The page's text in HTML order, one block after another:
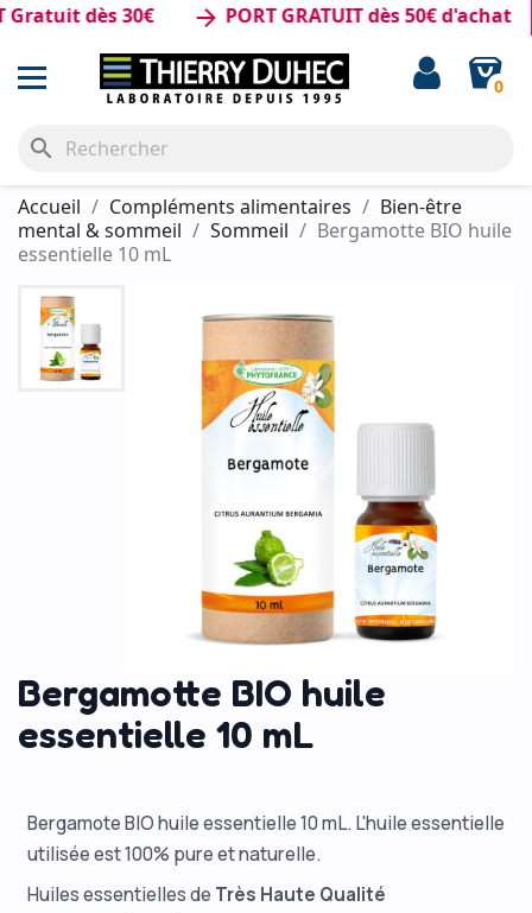
dès 30€ arrow_forwardPORT GRATUIT dès 50€ d'achat
0
search
Accueil Compléments alimentaires
Bien-être
mental & sommeil
Sommeil
Bergamotte BIO huile
essentielle 10 mL
Bergamotte BIO huile
essentielle 10 mL
Bergamote BIO huile essentielle 10 mL. L'huile essentielle
utilisée est 100% pure et naturelle.
Huiles essentielles de Très Haute Qualité